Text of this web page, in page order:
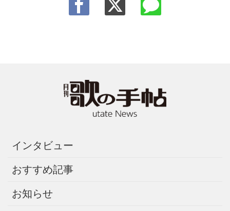
インタビュー
おすすめ記事
お知らせ